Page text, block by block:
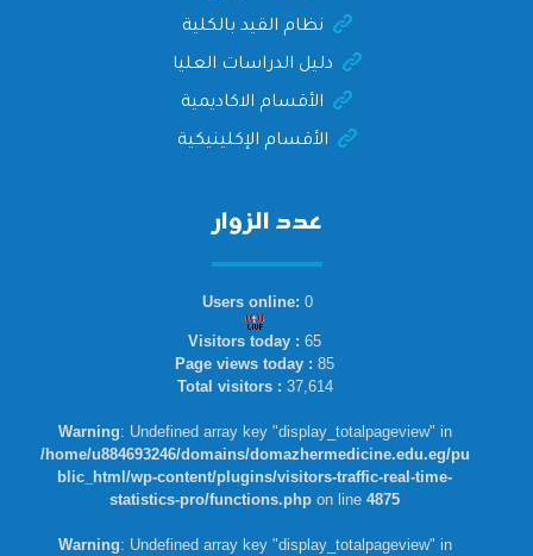
نظام القيد بالكلية
دليل الدراسات العليا
الأقسام الاكاديمية
الأقسام الإكلينيكية
عدد الزوار
Users online: 0
Visitors today : 65
Page views today : 85
Total visitors : 37,614
Warning: Undefined array key "display_totalpageview" in
/home/u884693246/domains/domazhermedicine.edu.eg/pu
blic_html/wp-content/plugins/visitors-traffic-real-time-
statistics-pro/functions.php on line 4875
Warning: Undefined array key "display_totalpageview" in